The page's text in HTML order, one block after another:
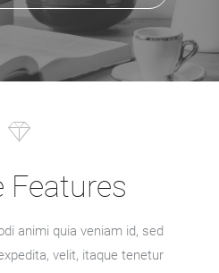
Features
animi quia veniam id, sed
velit, itaque tenetur